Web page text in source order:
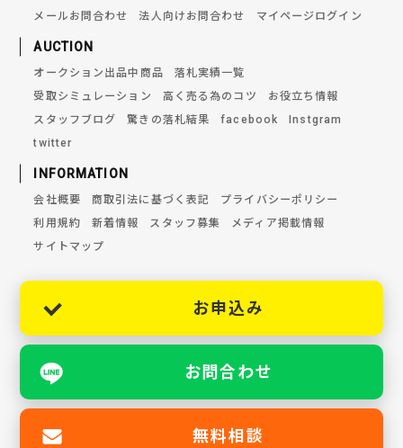
メールお問合わせ
法人向けお問合わせ マイページログイン
AUCTION
オークション出品中商品
落札実績一覧
受取シミュレーション
高く売る為のコツ
お役立ち情報
スタッフブログ
驚きの落札結果 facebook
Instgram
twitter
INFORMATION
会社概要 商取引法に基づく表記
プライバシーポリシー
利用規約
新着情報 スタッフ募集
メディア掲載情報
サイトマップ
お申込み
お問合わせ
無料相談